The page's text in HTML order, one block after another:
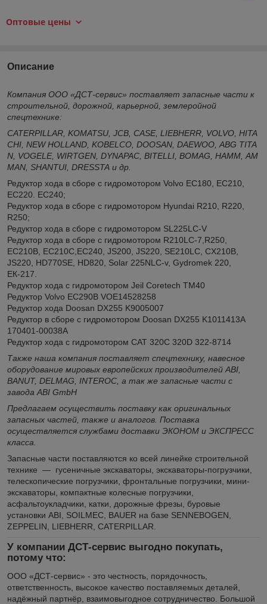
Оптовые цены
Описание
Компания ООО «ДСТ-сервис» поставляет запасные части к
строительной, дорожной, карьерной, землеройной
спецтехнике:
CATERPILLAR KOMATSU JCB CASE, LIEBHERR VOLVO HITA
CHI NEW HOLLAND KOBELCO DOOSAN DAEWOO ABG TITA
N VOGELE, WIRTGEN DYNAPAC BITELLI BOMAG HAMM AM
MAN SHANTUI DRESSTA и др.
Редуктор хода в сборе с гидромотором Volvo EC180, EC210,
EC220. EC240;
Редуктор хода в сборе с гидромотором Hyundai R210, R220,
R250;
Редуктор хода в сборе с гидромотором SL225LC-V
Редуктор хода в сборе с гидромотором R210LC-7,R250,
EC210B, EC210С,EC240, JS200, JS220, SE210LC, CX210B,
JS220, HD770SE, HD820, Solar 225NLC-v, Gydromek 220,
ЕК-217.
Редуктор хода с гидромотором Jeil Coretech ТМ40
Редуктор Volvo EC290B VOE14528258
Редуктор хода Doosan DX255 K9005007
Редуктор в сборе c гидромотором Doosan DX255 K1011413A
170401-00038A
Редуктор хода с гидромотором CAT 320C 320D 322-8714
Также наша компания поставляет спецтехнику, навесное
оборудование мировых европейских производителей ABI,
BANUT, DELMAG, INTEROC, а так же запасные части с
завода ABI GmbH
Предлагаем осуществить поставку как оригинальных
запасных частей, также и аналогов. Поставка
осуществляется службами доставки ЭКОНОМ и ЭКСПРЕСС
класса.
Запасные части поставляются ко всей линейке строительной
технике — гусеничные экскаваторы, экскаваторы-погрузчики,
телескопические погрузчики, фронтальные погрузчики, мини-
экскаваторы, компактные колесные погрузчики,
асфальтоукладчики, катки, дорожные фрезы, буровые
установки ABI, SOILMEC, BAUER на базе SENNEBOGEN,
ZEPPELIN, LIEBHERR, CATERPILLAR.
У компании ДСТ-сервис выгодно покупать,
потому что:
ООО «ДСТ-сервис» - это честность, порядочность,
ответственность, высокое качество поставляемых деталей,
надёжный партнёр, взаимовыгодное сотрудничество. Большой